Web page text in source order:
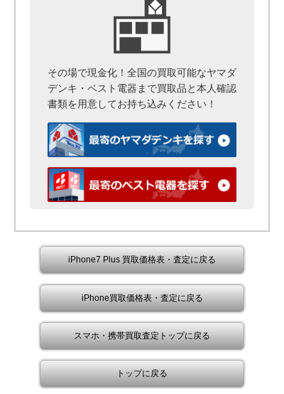
その場で現金化！全国の買取可能なヤマダ
デンキ・ベスト電器まで買取品と本人確認
書類を用意してお持ち込みください！
iPhone7 Plus 買取価格表・査定に戻る
iPhone買取価格表・査定に戻る
スマホ・携帯買取査定トップに戻る
トップに戻る